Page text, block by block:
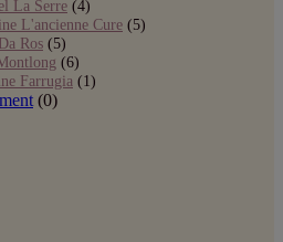
La Serre (4)
L'ancienne Cure (5)
Ros (5)
(6)
Farrugia (1)
(0)